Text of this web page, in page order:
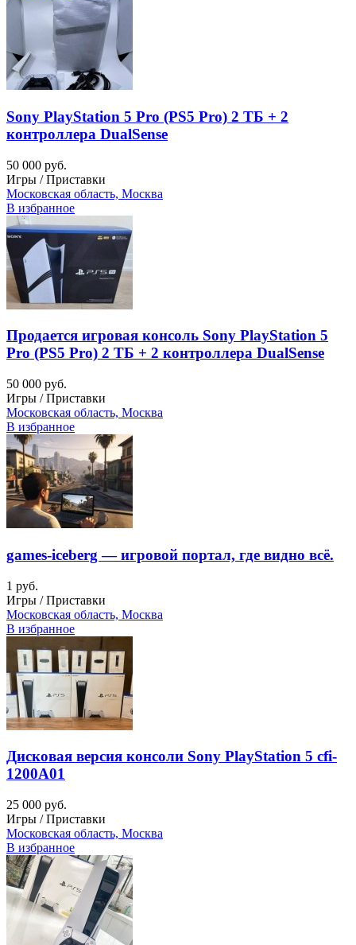
Sony PlayStation 5 Pro (PS5 Pro) 2 ТБ + 2
контроллера DualSense
50 000 руб.
Игры / Приставки
Московская область, Москва
В избранное
Продается игровая консоль Sony PlayStation 5
Pro (PS5 Pro) 2 ТБ + 2 контроллера DualSense
50 000 руб.
Игры / Приставки
Московская область, Москва
В избранное
games‑iceberg — игровой портал, где видно всё.
1 руб.
Игры / Приставки
Московская область, Москва
В избранное
Дисковая версия консоли Sony PlayStation 5 cfi-
1200A01
25 000 руб.
Игры / Приставки
Московская область, Москва
В избранное